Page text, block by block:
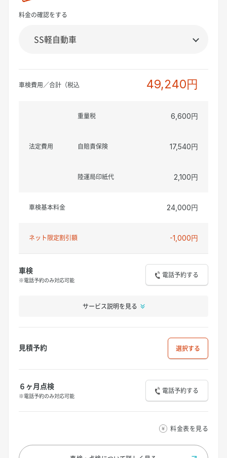
料金の確認をする
車検費用／合計（税込 49,240円
法定費用
重量税 6,600円
自賠責保険 17,540円
陸運局印紙代 2,100円
車検基本料金 24,000円
ネット限定割引額 -1,000円
車検
※電話予約のみ対応可能
電話予約する
サービス説明を見る
見積予約 選択
６ヶ月点検
※電話予約のみ対応可能
電話予約する
料金表を見る